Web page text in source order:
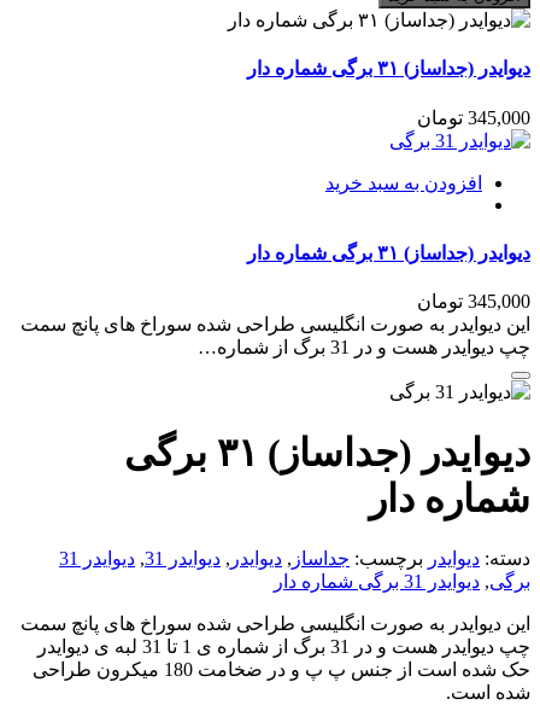
۳۱
برگی
تعداد
دیوایدر (جداساز) ۳۱ برگی شماره دار
345,000 تومان
افزودن به سبد خرید
دیوایدر (جداساز) ۳۱ برگی شماره دار
345,000 تومان
این دیوایدر به صورت انگلیسی طراحی شده سوراخ های پانچ سمت
چپ دیوایدر هست و در 31 برگ از شماره…
دیوایدر (جداساز) ۳۱ برگی
شماره دار
دسته: دیوایدر برچسب: جداساز , دیوایدر , دیوایدر 31 ,
دیوایدر 31
برگی, دیوایدر 31 برگی شماره دار
این دیوایدر به صورت انگلیسی طراحی شده سوراخ های پانچ سمت
چپ دیوایدر هست و در 31 برگ از شماره ی 1 تا 31 لبه ی دیوایدر
حک شده است از جنس پ پ و در ضخامت 180 میکرون طراحی
شده است.